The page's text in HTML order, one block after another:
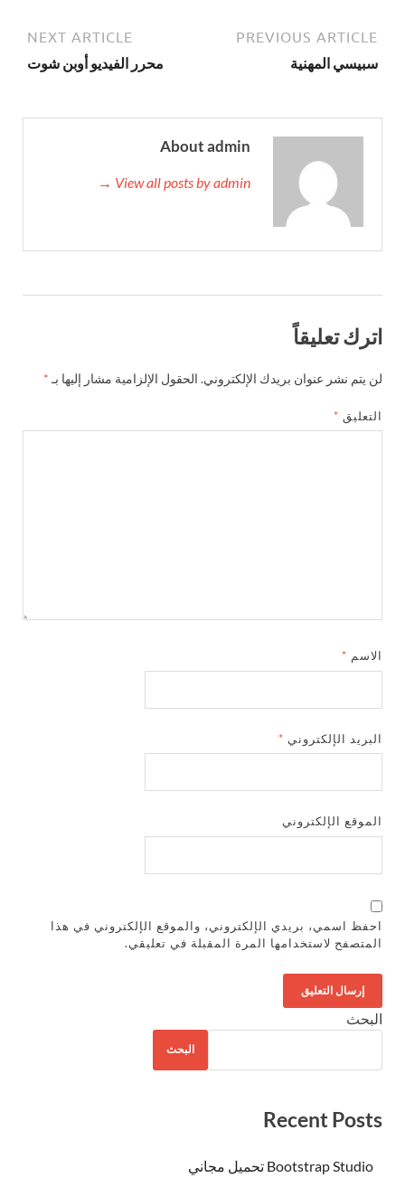
PREVIOUS ARTICLE
سبيسي المهنية
NEXT ARTICLE
محرر الفيديو أوبن شوت
About admin
View all posts by admin →
اترك تعليقاً
لن يتم نشر عنوان بريدك الإلكتروني. الحقول الإلزامية مشار إليها بـ *
التعليق *
الاسم *
البريد الإلكتروني *
الموقع الإلكتروني
احفظ اسمي، بريدي الإلكتروني، والموقع الإلكتروني في هذا
المتصفح لاستخدامها المرة المقبلة في تعليقي.
البحث
البحث
Recent Posts
Bootstrap Studio تحميل مجاني